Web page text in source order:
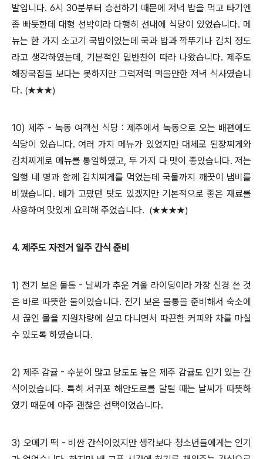
발입니다. 6시 30분부터 승선하기 때문에 저녁 밥을 먹고 타기엔
좀 빠듯한데 대형 선박이라 다행히 선내에 식당이 있었습니다. 메
뉴는 한 가지 소고기 국밥이었는데 국과 밥과 깍뚜기나 김치 정도
라고 생각하였는데, 기본적인 밑반찬이 따라 나왔습니다. 제주도
해장국집들 보다는 못하지만 그럭저럭 먹을만한 저녁 식사였습니
다. (★★★)
10) 제주 - 녹동 여객선 식당 : 제주에서 녹동으로 오는 배편에도
식당이 있습니다. 여러 가지 메뉴가 있었지만 대체로 된장찌게와
김치찌게로 메뉴를 통일하였고, 두 가지 다 맛이 좋았습니다. 저는
일행 네 명과 함께 김치찌게를 먹었는데 국물까지 깨끗이 냄비를
비웠습니다. 배가 고팠던 탓도 있겠지만 기본적으로 좋은 재료를
사용하여 맛있게 요리해 주었습니다. (★★★★)
4. 제주도 자전거 일주 간식 준비
1) 전기 보온 물통 - 날씨가 추운 겨울 라이딩이라 가장 신경 쓴 것
은 바로 따뜻한 물이었습니다. 전기 보온 물통을 준비해서 숙소에
서 끊인 물을 지원차량에 싣고 다니면서 따끈한 커피와 차를 마실
수 있도록 하였습니다.
2) 제주 감귤 - 수분이 많고 당도도 높은 제주 감귤도 인기 있는 간
식이었습니다. 특히 서귀포 해안도로를 달릴 때는 날씨가 따뜻하
였기 때문에 아주 괜찮은 선택이었습니다.
3) 오메기 떡 - 비싼 간식이었지만 생각보다 청소년들에게는 인기